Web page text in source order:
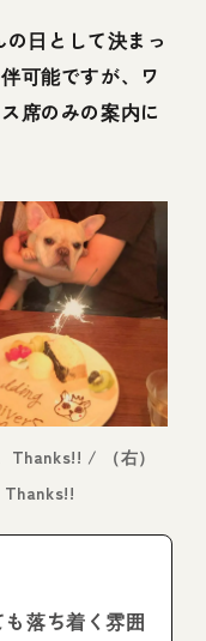
日として決まっ
可能ですが、ワ
席のみの案内に
Thanks!! / （右）
Thanks!!
落ち着く雰囲